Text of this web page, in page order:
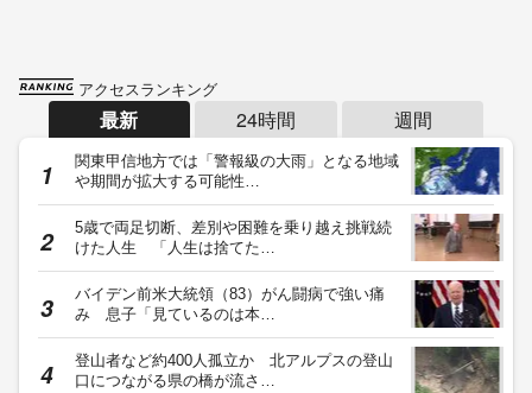
アクセスランキング
最新 24時間 週間
関東甲信地方では「警報級の大雨」となる地域
や期間が拡大する可能性…
5歳で両足切断、差別や困難を乗り越え挑戦続
けた人生 「人生は捨てた…
バイデン前米大統領（83）がん闘病で強い痛
み 息子「見ているのは本…
登山者など約400人孤立か 北アルプスの登山
口につながる県の橋が流さ…